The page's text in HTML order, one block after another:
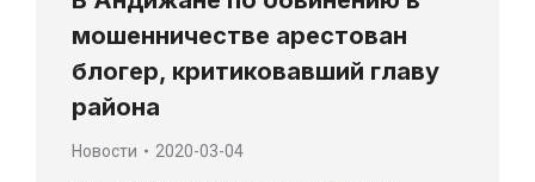
мошенничестве арестован
блогер, критиковавший главу
района
Новости 2020-03-04